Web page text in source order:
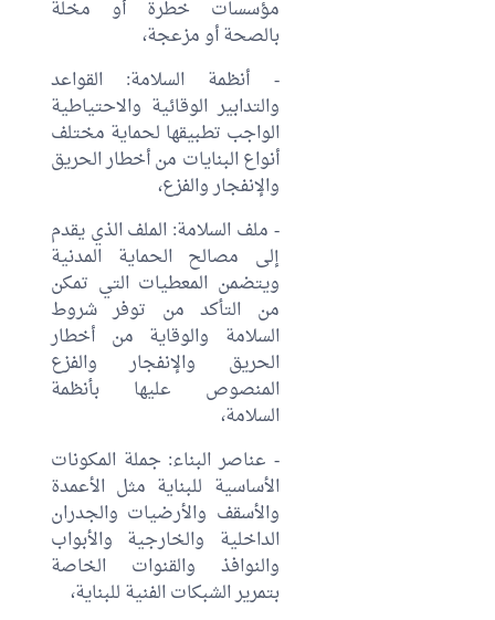
مؤسسات خطرة أو مخلة
بالصحة أو مزعجة،
- أنظمة السلامة: القواعد
والتدابير الوقائية والاحتياطية
الواجب تطبيقها لحماية مختلف
أنواع البنايات من أخطار الحريق
والإنفجار والفزع،
- ملف السلامة: الملف الذي يقدم
إلى مصالح الحماية المدنية
ويتضمن المعطيات التي تمكن
من التأكد من توفر شروط
السلامة والوقاية من أخطار
الحريق والإنفجار والفزع
المنصوص عليها بأنظمة
السلامة،
- عناصر البناء: جملة المكونات
الأساسية للبناية مثل الأعمدة
والأسقف والأرضيات والجدران
الداخلية والخارجية والأبواب
والنوافذ والقنوات الخاصة
بتمرير الشبكات الفنية للبناية،